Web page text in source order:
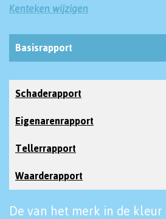
Kenteken wijzigen
Basisrapport
Schaderapport
Eigenarenrapport
Tellerrapport
Waarderapport
De van het merk in de